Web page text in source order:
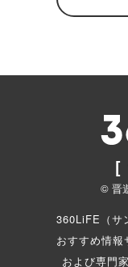
[
© 晋
360LiFE（サ
おすすめ情
および専門